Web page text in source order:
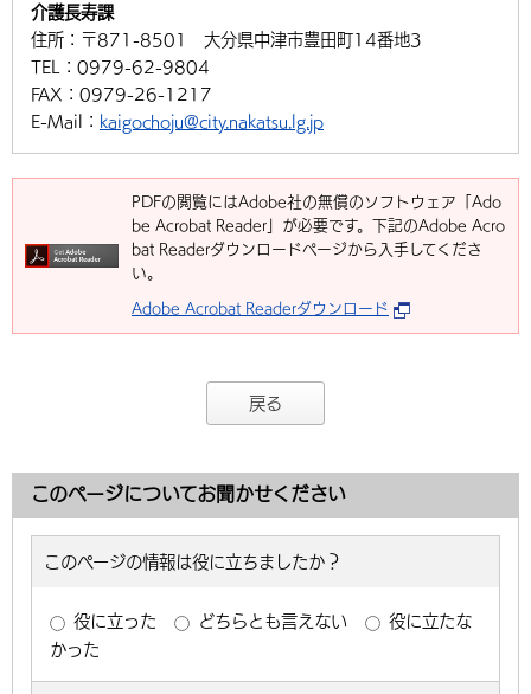
介護長寿課
住所： 〒871-8501 大分県中津市豊田町14番地3
TEL： 0979-62-9804
FAX： 0979-26-1217
E-Mail： kaigochoju@city.nakatsu.lg.jp
PDFの閲覧にはAdobe社の無償のソフトウェア「Ado
be Acrobat Reader」が必要です。下記のAdobe Acro
bat Readerダウンロードページから入手してくださ
い。
Adobe Acrobat Readerダウンロード
戻る
このページについてお聞かせください